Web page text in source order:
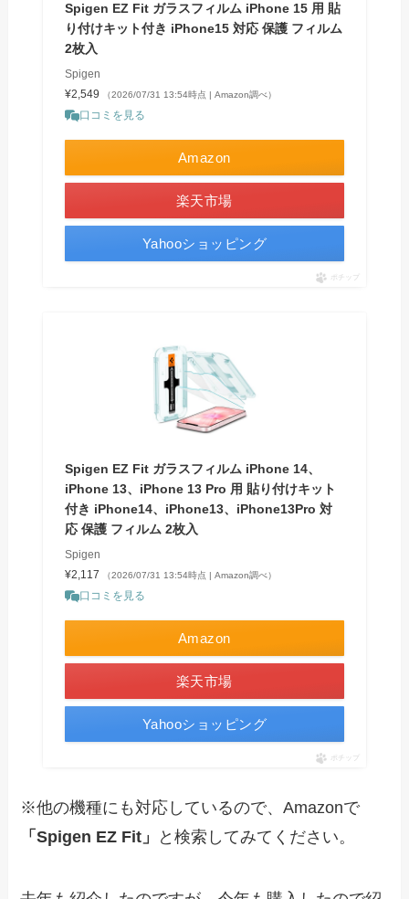
Spigen EZ Fit ガラスフィルム iPhone 15 用 貼
り付けキット付き iPhone15 対応 保護 フィルム
2枚入
Spigen
¥2,549
（2026/07/31 13:54時点 | Amazon調べ）
口コミを見る
Amazon
楽天市場
Yahooショッピング
ポチップ
Spigen EZ Fit ガラスフィルム iPhone 14、
iPhone 13、iPhone 13 Pro 用 貼り付けキット
付き iPhone14、iPhone13、iPhone13Pro 対
応 保護 フィルム 2枚入
Spigen
¥2,117
（2026/07/31 13:54時点 | Amazon調べ）
口コミを見る
Amazon
楽天市場
Yahooショッピング
ポチップ
※他の機種にも対応しているので、Amazonで
「Spigen EZ Fit」
と検索してみてください。